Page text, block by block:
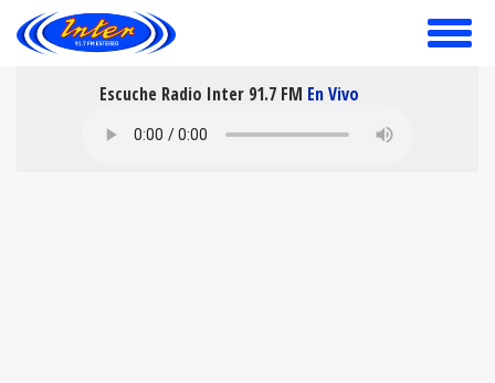
toggle
Escuche Radio Inter 91.7 FM En Vivo